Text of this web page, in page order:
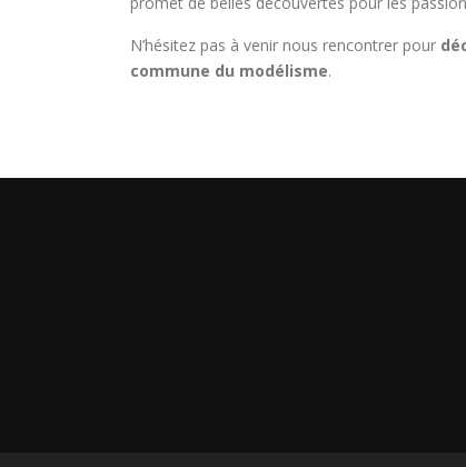
N’hésitez pas à venir nous rencontrer pour
commune du modélisme.